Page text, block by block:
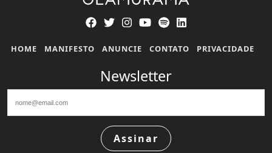
HOME MANIFESTO ANUNCIE CONTATO PRIVACIDADE
Newsletter